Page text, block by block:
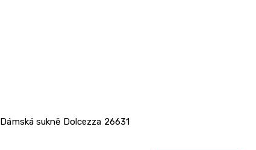
Dámská sukně Dolcezza 26631